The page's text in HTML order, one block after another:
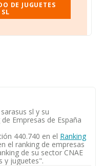
DE JUGUETES
SL
sl y su
Empresas de España
440.740 en el Ranking
el ranking de empresas
de su sector CNAE
y juguetes".